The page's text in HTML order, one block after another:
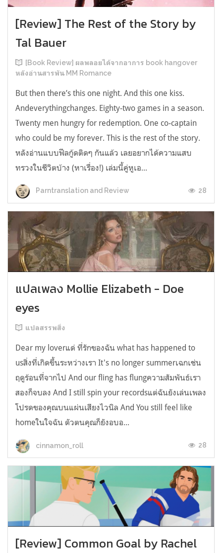
[Review] The Rest of the Story by
Tal Bauer
[Book Review] ผลพลอยได้จากอาการ book hangover
หลังอ่านสารพัน MM Romance
But then there’s this one night. And this one kiss.
Andeverythingchanges. Eighty-two games in a season.
Twenty men hungry for redemption. One co-captain
who could be my forever. This is the rest of the story.
หลังอ่านแบบฟีลกู้ดติดๆ กันแล้ว เลยอยากได้ความแสบ
ทรวงในชีวิตบ้าง (หาเรื่อง!) เล่มนี้คู่หูเอ...
Parntranslation and Review 28
แปลเพลง Mollie Elizabeth - Doe
eyes
แปลสรรพสิ่ง
Dear my loverแด่ ที่รักของฉัน what has happened to
usสิ่งที่เกิดขึ้นระหว่างเรา It's no longer summerเฉกเช่น
ฤดูร้อนที่จากไป And our fling has flungความสัมพันธ์เรา
สองก็จบลง And I still spin your recordsแต่ฉันยังเล่นเพลง
โปรดของคุณบนแผ่นเสียงไวนิล And You still feel like
homeในใจฉัน ตัวตนคุณก็ยังอบอ...
cinnamon_roll 28
[Review] Common Goal by Rachel